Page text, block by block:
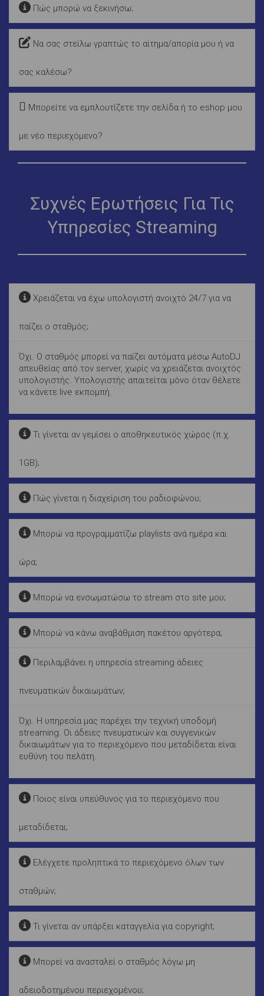
Πώς μπορώ να ξεκινήσω;
Να σας στείλω γραπτώς το αίτημα/απορία μου ή να
σας καλέσω?
Μπορείτε να εμπλουτίζετε την σελίδα ή το eshop μου
με νέο περιεχόμενο?
Συχνές Ερωτήσεις Για Τις
Υπηρεσίες Streaming
Χρειάζεται να έχω υπολογιστή ανοιχτό 24/7 για να
παίζει ο σταθμός;
Όχι. Ο σταθμός μπορεί να παίζει αυτόματα μέσω AutoDJ
απευθείας από τον server, χωρίς να χρειάζεται ανοιχτός
υπολογιστής. Υπολογιστής απαιτείται μόνο όταν θέλετε
να κάνετε live εκπομπή.
Τι γίνεται αν γεμίσει ο αποθηκευτικός χώρος (π.χ.
1GB);
Πώς γίνεται η διαχείριση του ραδιοφώνου;
Μπορώ να προγραμματίζω playlists ανά ημέρα και
ώρα;
Μπορώ να ενσωματώσω το stream στο site μου;
Μπορώ να κάνω αναβάθμιση πακέτου αργότερα;
Περιλαμβάνει η υπηρεσία streaming άδειες
πνευματικών δικαιωμάτων;
Όχι. Η υπηρεσία μας παρέχει την τεχνική υποδομή
streaming. Οι άδειες πνευματικών και συγγενικών
δικαιωμάτων για το περιεχόμενο που μεταδίδεται είναι
ευθύνη του πελάτη.
Ποιος είναι υπεύθυνος για το περιεχόμενο που
μεταδίδεται;
Ελέγχετε προληπτικά το περιεχόμενο όλων των
σταθμών;
Τι γίνεται αν υπάρξει καταγγελία για copyright;
Μπορεί να ανασταλεί ο σταθμός λόγω μη
αδειοδοτημένου περιεχομένου;